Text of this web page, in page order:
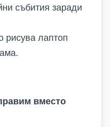
събития заради
рисува лаптоп
вместо